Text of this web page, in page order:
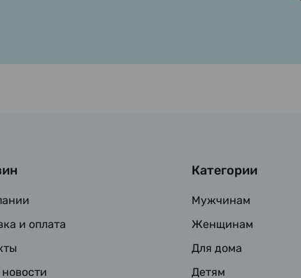
и оплата
Категории
Мужчинам
Женщинам
Для дома
Детям